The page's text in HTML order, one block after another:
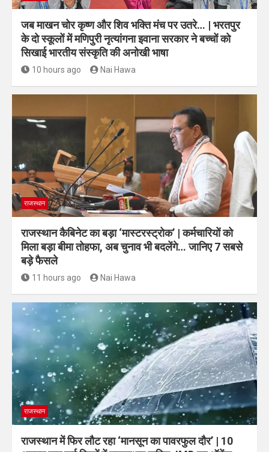
जब माखन चोर कृष्ण और शिव भक्ति मंच पर उतरे… | भरतपुर
के दो स्कूलों में मणिपुरी नृत्यांगना इवाना सरकार ने बच्चों को
सिखाई भारतीय संस्कृति की अनोखी भाषा
10 hours ago Nai Hawa
राजस्थान
राजस्थान कैबिनेट का बड़ा ‘मास्टरस्ट्रोक’ | कर्मचारियों को
मिला बड़ा बीमा तोहफा, अब चुनाव भी बदलेंगे… जानिए 7 सबसे
बड़े फैसले
11 hours ago Nai Hawa
राजस्थान
राजस्थान में फिर लौट रहा ‘मानसून का पावरफुल दौर’ | 10